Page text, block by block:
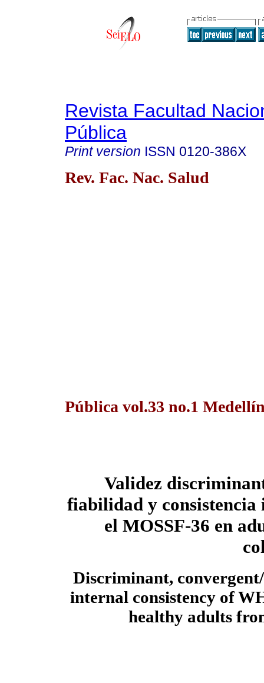
Revista Facultad
Pública
Print version ISSN 0120-386X
Rev. Fac. Nac. Salud
Pública vol.33 no.1
Validez
fiabilidad y
el MOSSF-36 en
Discriminant,
internal consistency of
healthy adults